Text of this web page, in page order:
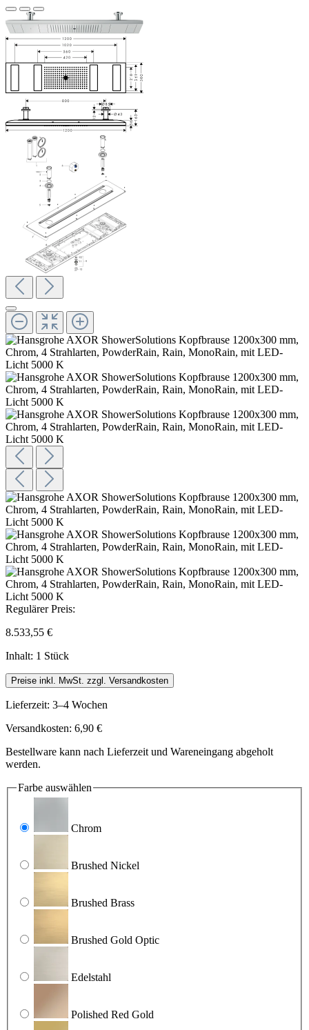
Regulärer Preis:
8.533,55 €
Inhalt: 1 Stück
Preise inkl. MwSt. zzgl. Versandkosten
Lieferzeit: 3–4 Wochen
Versandkosten: 6,90 €
Bestellware kann nach Lieferzeit und Wareneingang abgeholt
werden.
Farbe auswählen
Chrom
Brushed Nickel
Brushed Brass
Brushed Gold Optic
Edelstahl
Polished Red Gold